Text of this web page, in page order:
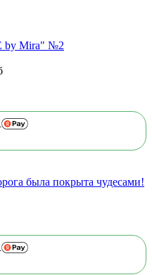
by Mira" №2
была покрыта чудесами!